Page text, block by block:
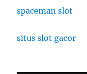
spaceman slot
situs slot gacor